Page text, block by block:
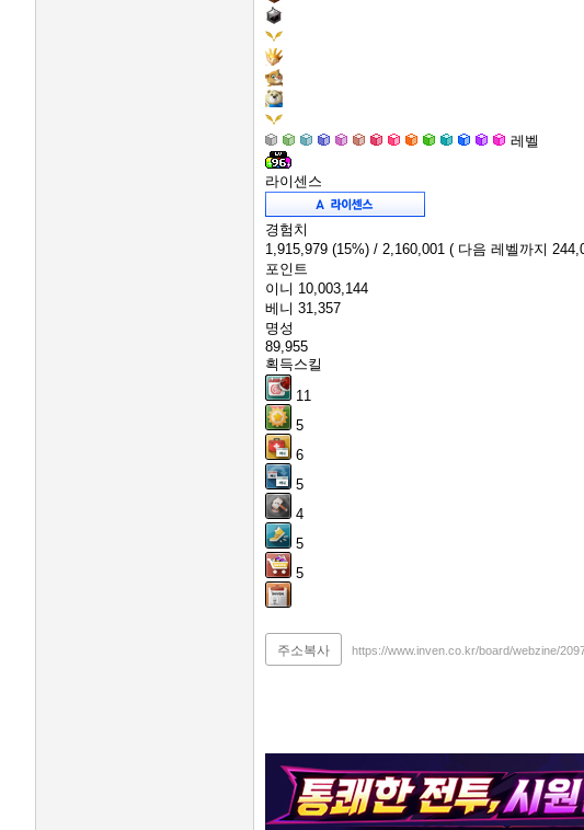
레벨
라이센스
경험치
1,915,979 (15%) / 2,160,001 ( 다음 레벨까지
포인트
이니 10,003,144
베니 31,357
명성
89,955
획득스킬
11
5
6
5
4
5
5
주소복사 https://www.inven.co.kr/board/webzine/